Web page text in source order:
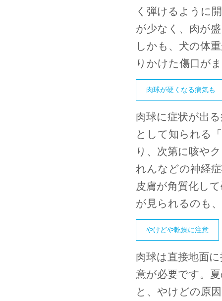
く弾けるように
が少なく、肉が
しかも、犬の体
りかけた傷口が
肉球が硬くなる病気も
肉球に症状が出
として知られる
り、次第に咳や
れんなどの神経
皮膚が角質化し
が見られるのも
やけどや乾燥に注意
肉球は直接地面
意が必要です。
と、やけどの原